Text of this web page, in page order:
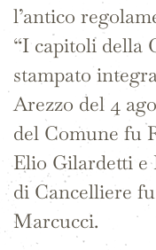
l’antico
“I capitoli della
stampato
Arezzo del 4
del Comune fu
Elio Gilardetti
di Cancelliere
Marcucci.